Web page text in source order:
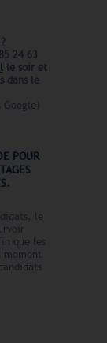
24 63
le soir et
dans le
Google)
POUR
le
que les
moment